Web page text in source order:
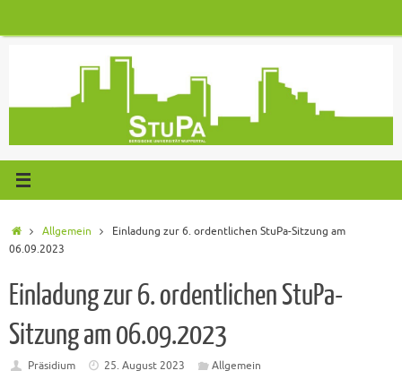
StartAllgemein
Einladung zur 6. ordentlichen StuPa-Sitzung am
06.09.2023
Einladung zur 6. ordentlichen StuPa-
Sitzung am 06.09.2023
Präsidium 25. August 2023 Allgemein